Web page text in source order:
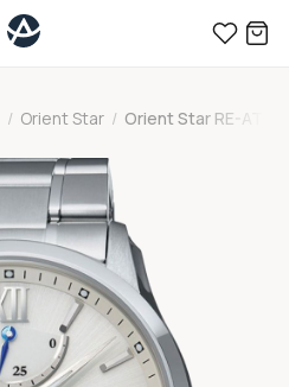
/ Orient Star / Orient Star RE-